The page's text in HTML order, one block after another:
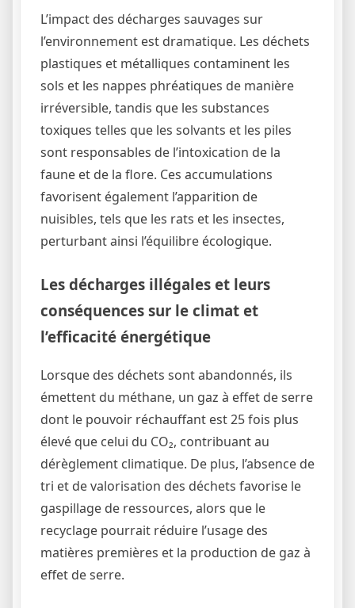
L’impact des décharges sauvages sur
l’environnement est dramatique. Les déchets
plastiques et métalliques contaminent les
sols et les nappes phréatiques de manière
irréversible, tandis que les substances
toxiques telles que les solvants et les piles
sont responsables de l’intoxication de la
faune et de la flore. Ces accumulations
favorisent également l’apparition de
nuisibles, tels que les rats et les insectes,
perturbant ainsi l’équilibre écologique.
Les décharges illégales et leurs
conséquences sur le climat et
l’efficacité énergétique
Lorsque des déchets sont abandonnés, ils
émettent du méthane, un gaz à effet de serre
dont le pouvoir réchauffant est 25 fois plus
élevé que celui du CO₂, contribuant au
dérèglement climatique. De plus, l’absence de
tri et de valorisation des déchets favorise le
gaspillage de ressources, alors que le
recyclage pourrait réduire l’usage des
matières premières et la production de gaz à
effet de serre.